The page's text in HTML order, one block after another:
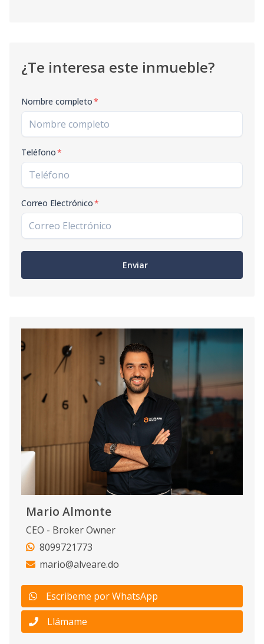
¿Te interesa este inmueble?
Nombre completo*
Teléfono*
Correo Electrónico*
Enviar
Mario Almonte
CEO - Broker Owner
8099721773
mario@alveare.do
Escribeme por WhatsApp
Llámame